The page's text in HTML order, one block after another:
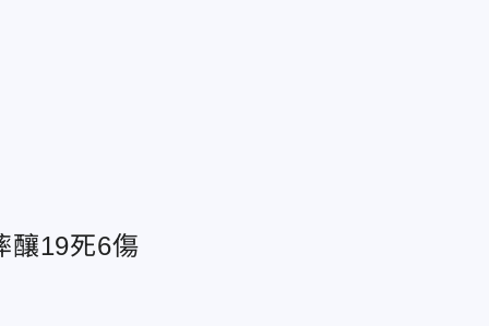
釀19死6傷